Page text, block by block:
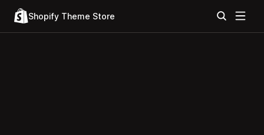
Shopify Theme Store